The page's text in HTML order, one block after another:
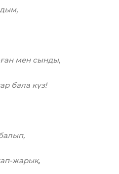
мен сынды,
бала күз!
жарық,